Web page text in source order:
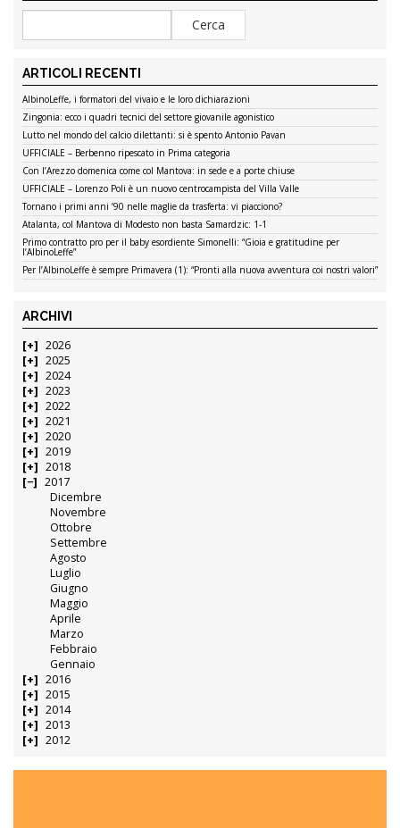
ARTICOLI RECENTI
AlbinoLeffe, i formatori del vivaio e le loro dichiarazioni
Zingonia: ecco i quadri tecnici del settore giovanile agonistico
Lutto nel mondo del calcio dilettanti: si è spento Antonio Pavan
UFFICIALE – Berbenno ripescato in Prima categoria
Con l’Arezzo domenica come col Mantova: in sede e a porte chiuse
UFFICIALE – Lorenzo Poli è un nuovo centrocampista del Villa Valle
Tornano i primi anni ’90 nelle maglie da trasferta: vi piacciono?
Atalanta, col Mantova di Modesto non basta Samardzic: 1-1
Primo contratto pro per il baby esordiente Simonelli: “Gioia e gratitudine per
l’AlbinoLeffe”
Per l’AlbinoLeffe è sempre Primavera (1): “Pronti alla nuova avventura coi nostri valori”
ARCHIVI
2026
2025
2024
2023
2022
2021
2020
2019
2018
2017
Dicembre
Novembre
Ottobre
Settembre
Agosto
Luglio
Giugno
Maggio
Aprile
Marzo
Febbraio
Gennaio
2016
2015
2014
2013
2012